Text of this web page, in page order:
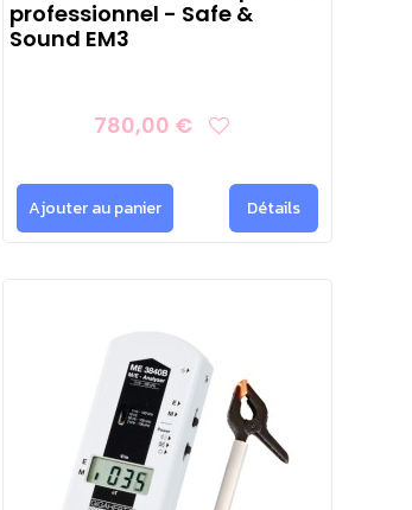
professionnel - Safe &
Sound EM3
780,00 €
Ajouter au panier Détails